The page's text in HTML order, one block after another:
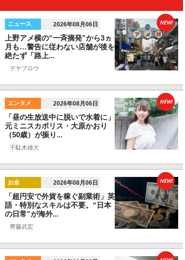
ニュース 2026年08月06日
上野アメ横の“一斉摘発”から3ヵ
月も…警告に従わない店舗が後を
絶たず「路上...
デヤブロウ
NEW!
エンタメ 2026年08月06日
「昼の生放送中に脱いで水着に」
元ミニスカポリス・大原かおり
（50歳）が振り...
千駄木雄大
NEW!
お金 2026年08月06日
「超円安で外貨を稼ぐ副業術」英
語・特別なスキルは不要。“日本
の日常”が海外...
齊藤武宏
NEW!